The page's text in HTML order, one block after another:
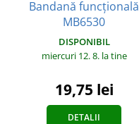
Bandană funcțională
MB6530
DISPONIBIL
miercuri 12. 8. la tine
19,75 lei
DETALII